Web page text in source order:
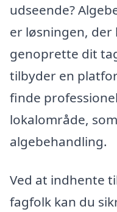
udseende?
er løsningen,
genoprette dit
tilbyder en
finde
lokalområde,
algebehandling.
Ved at indhente
fagfolk kan du